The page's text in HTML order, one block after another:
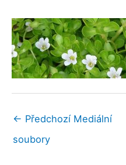
← Předchozí Mediální
soubory